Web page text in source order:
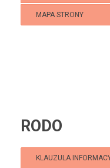
MAPA STRONY
RODO
KLAUZULA